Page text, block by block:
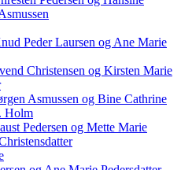
Peder Laursen og Ane Marie
Christensen og Kirsten Marie
Asmussen og Bine Cathrine
Holm
Pedersen og Mette Marie